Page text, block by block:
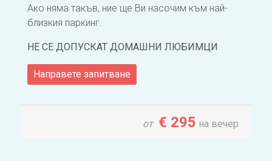
Ако няма такъв, ние ще Ви насочим към най-
близкия паркинг.
НЕ СЕ ДОПУСКАТ ДОМАШНИ ЛЮБИМЦИ
Направете запитване
от € 295 на вечер